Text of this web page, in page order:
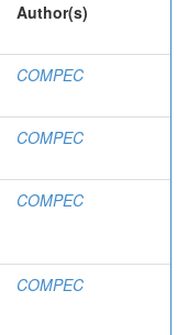
Author(s)
COMPEC
COMPEC
COMPEC
COMPEC